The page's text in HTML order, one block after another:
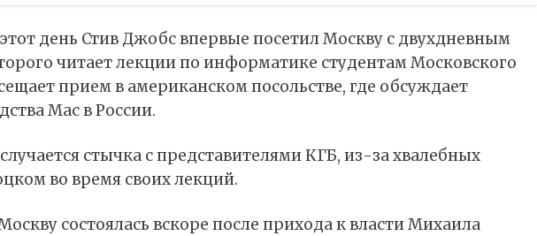
день Стив Джобс впервые посетил Москву с двухдневным
читает лекции по информатике студентам Московского
прием в американском посольстве, где обсуждает
Mac в России.
стычка с представителями КГБ, из-за хвалебных
во время своих лекций.
состоялась вскоре после прихода к власти Михаила